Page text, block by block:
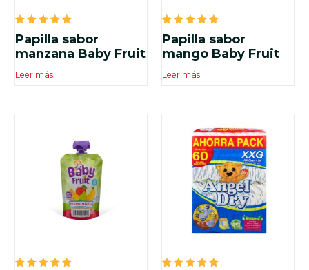
Valorado
en
5.00
de 5
Papilla sabor
manzana Baby Fruit
Leer más
Valorado
en
5.00
de 5
Papilla sabor
mango Baby Fruit
Leer más